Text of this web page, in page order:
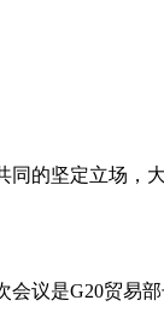
的坚定立场，
议是G20贸易